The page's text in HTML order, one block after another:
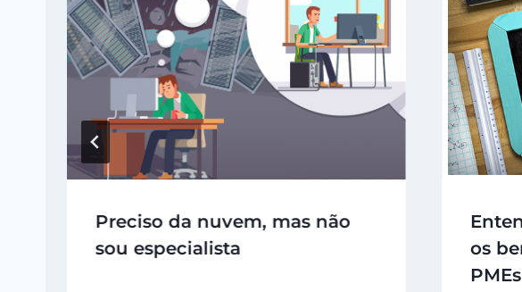
Preciso da nuvem, mas não
sou especialista
os
PMEs